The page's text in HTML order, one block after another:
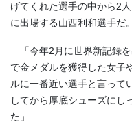
げてくれた選手の中から2
に出場する山西利和選手だ。
「今年2月に世界新記録
で金メダルを獲得した女子
ルに一番近い選手と言って
してから厚底シューズにし
た」